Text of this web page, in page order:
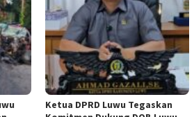
Ketua DPRD Luwu Tegaskan